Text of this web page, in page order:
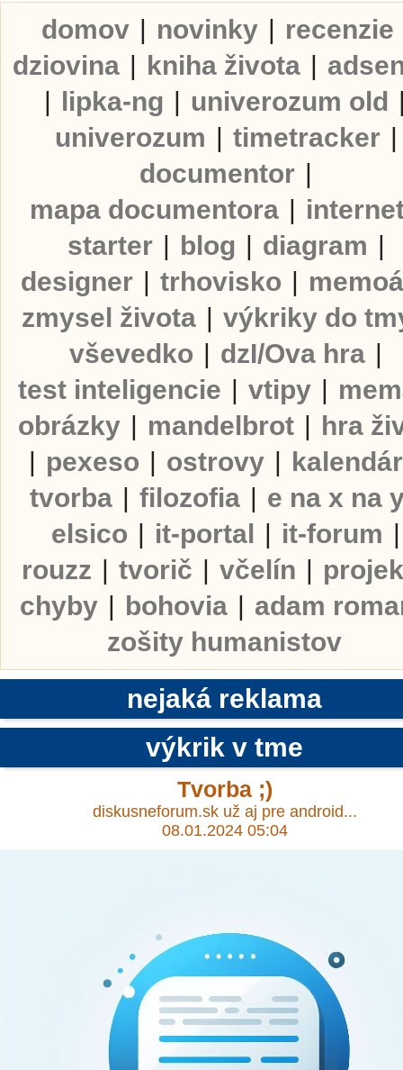
domov | novinky | recenzie
dziovina | kniha života |
| lipka-ng | univerozum old
univerozum | timetracker |
documentor |
mapa documentora |
starter | blog | diagram |
designer | trhovisko |
zmysel života | výkriky do
vševedko | dzI/Ova hra |
test inteligencie | vtipy |
obrázky | mandelbrot | hra
| pexeso | ostrovy | kalendár
tvorba | filozofia | e na x na
elsico | it-portal | it-forum |
rouzz | tvorič | včelín |
chyby | bohovia | adam
zošity humanistov
nejaká reklama
výkrik v tme
Tvorba ;)
diskusneforum.sk už aj pre android...
08.01.2024 05:04